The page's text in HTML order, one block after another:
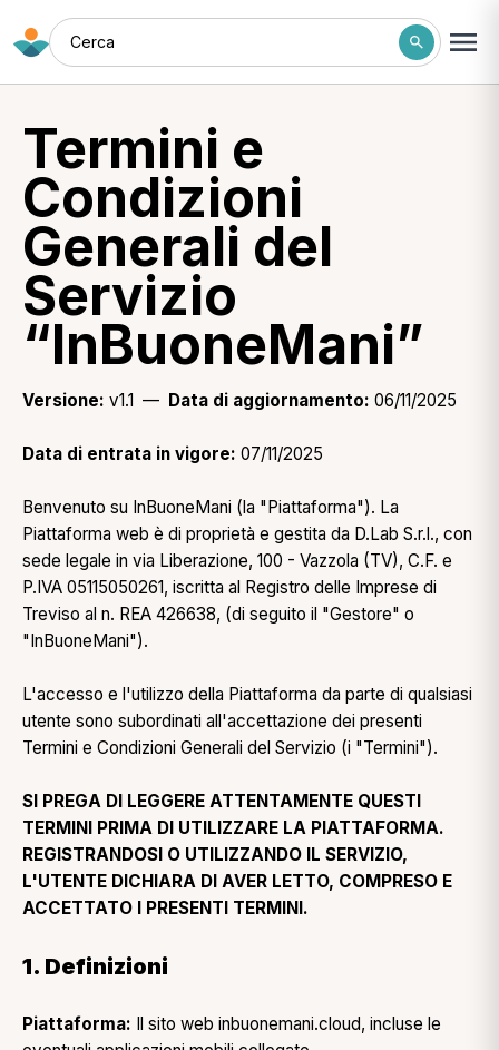
Cerca
Termini e
Condizioni
Generali del
Servizio
“InBuoneMani”
Versione: v1.1 — Data di aggiornamento: 06/11/2025
Data di entrata in vigore: 07/11/2025
Benvenuto su InBuoneMani (la "Piattaforma"). La
Piattaforma web è di proprietà e gestita da D.Lab S.r.l., con
sede legale in via Liberazione, 100 - Vazzola (TV), C.F. e
P.IVA 05115050261, iscritta al Registro delle Imprese di
Treviso al n. REA 426638, (di seguito il "Gestore" o
"InBuoneMani").
L'accesso e l'utilizzo della Piattaforma da parte di qualsiasi
utente sono subordinati all'accettazione dei presenti
Termini e Condizioni Generali del Servizio (i "Termini").
SI PREGA DI LEGGERE ATTENTAMENTE QUESTI
TERMINI PRIMA DI UTILIZZARE LA PIATTAFORMA.
REGISTRANDOSI O UTILIZZANDO IL SERVIZIO,
L'UTENTE DICHIARA DI AVER LETTO, COMPRESO E
ACCETTATO I PRESENTI TERMINI.
1. Definizioni
Piattaforma: Il sito web inbuonemani.cloud, incluse le